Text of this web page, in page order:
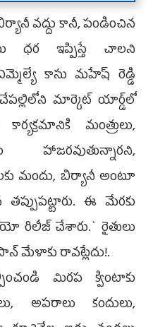
వ‌ద్దు కానీ, పండించిన
ధ‌ర ఇప్పిస్తే చాల‌ని
కాసు మ‌హేష్ రెడ్డి
మార్కెట్ యార్డ్‌లో
మంత్రులు,
హాజ‌ర‌వుతున్నార‌ని,
మందు, బిర్యానీ అంటూ
ఈ మేర‌కు
రిలీజ్ చేశారు.` రైతులు
మేళాకు రావట్లేదు!.
మిరప క్వింటాకు
అపరాలు కందులు,